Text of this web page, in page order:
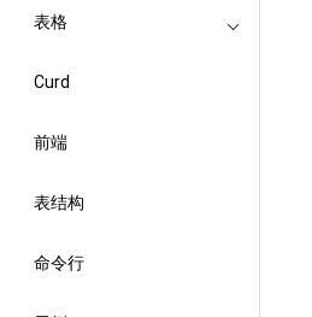
表格
Curd
前端
表结构
命令行